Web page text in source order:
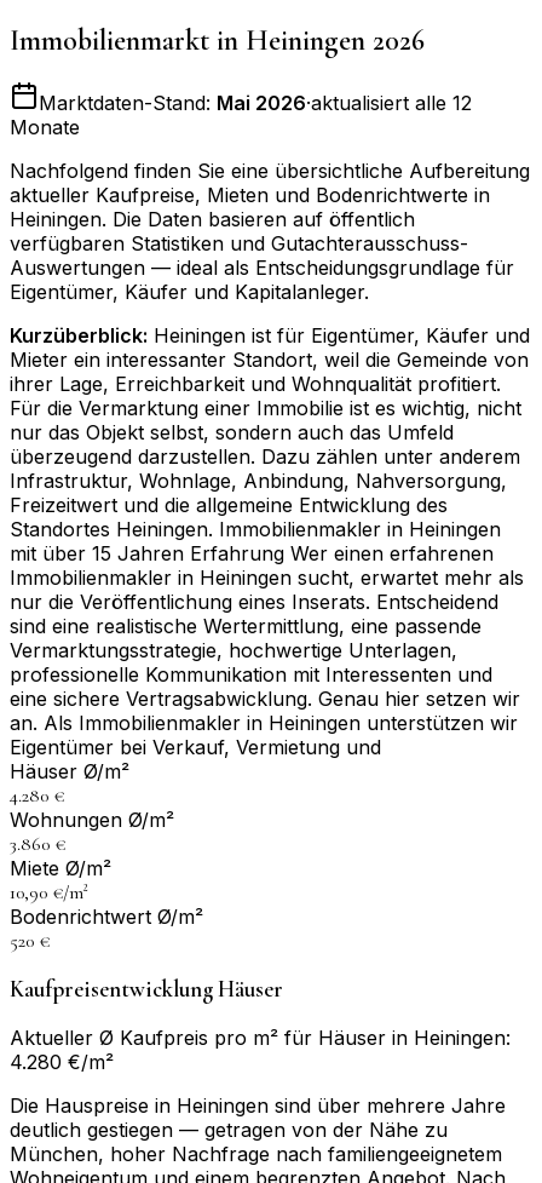
Immobilienmarkt in Heiningen 2026
Marktdaten-Stand: Mai 2026·aktualisiert alle 12
Monate
Nachfolgend finden Sie eine übersichtliche Aufbereitung
aktueller Kaufpreise, Mieten und Bodenrichtwerte in
Heiningen. Die Daten basieren auf öffentlich
verfügbaren Statistiken und Gutachterausschuss-
Auswertungen — ideal als Entscheidungsgrundlage für
Eigentümer, Käufer und Kapitalanleger.
Kurzüberblick: Heiningen ist für Eigentümer, Käufer und
Mieter ein interessanter Standort, weil die Gemeinde von
ihrer Lage, Erreichbarkeit und Wohnqualität profitiert.
Für die Vermarktung einer Immobilie ist es wichtig, nicht
nur das Objekt selbst, sondern auch das Umfeld
überzeugend darzustellen. Dazu zählen unter anderem
Infrastruktur, Wohnlage, Anbindung, Nahversorgung,
Freizeitwert und die allgemeine Entwicklung des
Standortes Heiningen. Immobilienmakler in Heiningen
mit über 15 Jahren Erfahrung Wer einen erfahrenen
Immobilienmakler in Heiningen sucht, erwartet mehr als
nur die Veröffentlichung eines Inserats. Entscheidend
sind eine realistische Wertermittlung, eine passende
Vermarktungsstrategie, hochwertige Unterlagen,
professionelle Kommunikation mit Interessenten und
eine sichere Vertragsabwicklung. Genau hier setzen wir
an. Als Immobilienmakler in Heiningen unterstützen wir
Eigentümer bei Verkauf, Vermietung und
Häuser Ø/m²
4.280 €
Wohnungen Ø/m²
3.860 €
Miete Ø/m²
10,90 €/m²
Bodenrichtwert Ø/m²
520 €
Kaufpreisentwicklung Häuser
Aktueller Ø Kaufpreis pro m² für Häuser in Heiningen:
4.280 €/m²
Die Hauspreise in Heiningen sind über mehrere Jahre
deutlich gestiegen — getragen von der Nähe zu
München, hoher Nachfrage nach familiengeeignetem
Wohneigentum und einem begrenzten Angebot. Nach